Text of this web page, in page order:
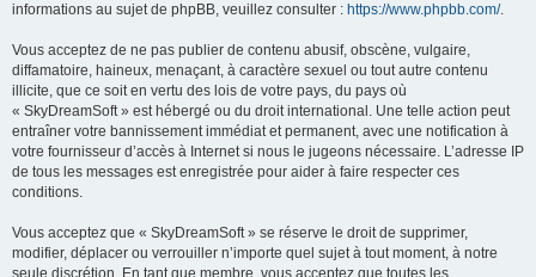
informations au sujet de phpBB, veuillez consulter : https://www.phpbb.com/.
Vous acceptez de ne pas publier de contenu abusif, obscène, vulgaire,
diffamatoire, haineux, menaçant, à caractère sexuel ou tout autre contenu
illicite, que ce soit en vertu des lois de votre pays, du pays où
« SkyDreamSoft » est hébergé ou du droit international. Une telle action peut
entraîner votre bannissement immédiat et permanent, avec une notification à
votre fournisseur d’accès à Internet si nous le jugeons nécessaire. L’adresse IP
de tous les messages est enregistrée pour aider à faire respecter ces
conditions.
Vous acceptez que « SkyDreamSoft » se réserve le droit de supprimer,
modifier, déplacer ou verrouiller n’importe quel sujet à tout moment, à notre
seule discrétion. En tant que membre, vous acceptez que toutes les